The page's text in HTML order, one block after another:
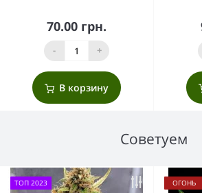
70.00 грн.
- +
В корзину
Советуем
ТОП 2023
ОГОНЬ